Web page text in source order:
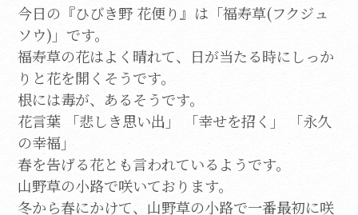
今日の『ひびき野 花便り』は「福寿草(フクジュ
ソウ)」です。
福寿草の花はよく晴れて、日が当たる時にしっか
りと花を開くそうです。
根には毒が、あるそうです。
花言葉 「悲しき思い出」 「幸せを招く」 「永久
の幸福」
春を告げる花とも言われているようです。
山野草の小路で咲いております。
冬から春にかけて、山野草の小路で一番最初に咲